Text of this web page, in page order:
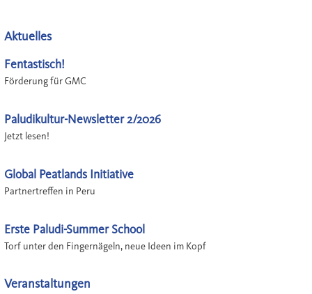
Aktuelles
Fentastisch!
Förderung für GMC
Paludikultur-Newsletter 2/2026
Jetzt lesen!
Global Peatlands Initiative
Partnertreffen in Peru
Erste Paludi-Summer School
Torf unter den Fingernägeln, neue Ideen im Kopf
Veranstaltungen